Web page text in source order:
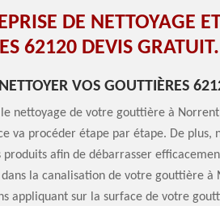
DE NETTOYAGE
62120 DEVIS GRATUIT.
VOS GOUTTIÈRES
le nettoyage de votre gouttière à
va procéder étape par étape. De
afin de débarrasser
dans la canalisation de votre gouttière
appliquant sur la surface de votre